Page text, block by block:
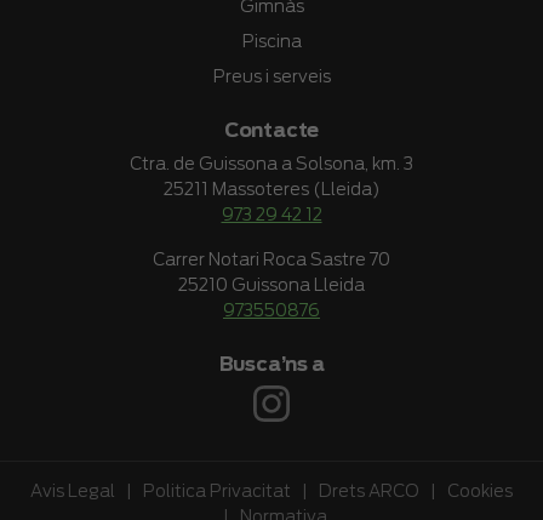
Gimnàs
Piscina
Preus i serveis
Contacte
Ctra. de Guissona a Solsona, km. 3
25211 Massoteres (Lleida)
973 29 42 12
Carrer Notari Roca Sastre 70
25210 Guissona Lleida
973550876
Busca’ns a
Avis Legal Politica Privacitat Drets ARCO
Cookies